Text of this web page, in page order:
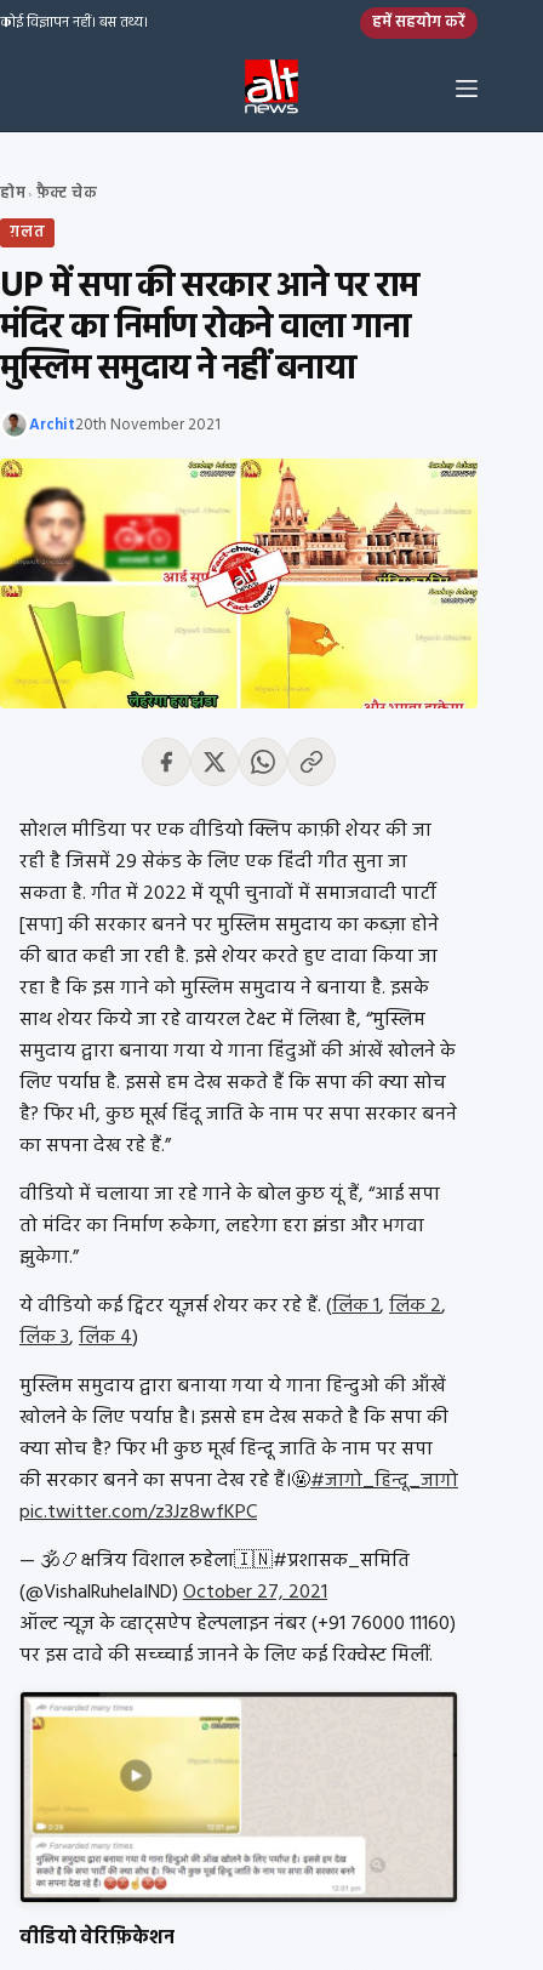
Skip to content
कोई विज्ञापन नहीं। बस तथ्य। हमें सहयोग करें
होम› फ़ैक्ट चेक
ग़लत
UP में सपा की सरकार आने पर राम
मंदिर का निर्माण रोकने वाला गाना
मुस्लिम समुदाय ने नहीं बनाया
Archit20th November 2021
सोशल मीडिया पर एक वीडियो क्लिप काफ़ी शेयर की जा
रही है जिसमें 29 सेकंड के लिए एक हिंदी गीत सुना जा
सकता है. गीत में 2022 में यूपी चुनावों में समाजवादी पार्टी
[सपा] की सरकार बनने पर मुस्लिम समुदाय का कब्ज़ा होने
की बात कही जा रही है. इसे शेयर करते हुए दावा किया जा
रहा है कि इस गाने को मुस्लिम समुदाय ने बनाया है. इसके
साथ शेयर किये जा रहे वायरल टेक्स्ट में लिखा है, “मुस्लिम
समुदाय द्वारा बनाया गया ये गाना हिंदुओं की आंखें खोलने के
लिए पर्याप्त है. इससे हम देख सकते हैं कि सपा की क्या सोच
है? फिर भी, कुछ मूर्ख हिंदू जाति के नाम पर सपा सरकार बनने
का सपना देख रहे हैं.”
वीडियो में चलाया जा रहे गाने के बोल कुछ यूं हैं, “आई सपा
तो मंदिर का निर्माण रुकेगा, लहरेगा हरा झंडा और भगवा
झुकेगा.”
ये वीडियो कई ट्विटर यूज़र्स शेयर कर रहे हैं. (लिंक 1,लिंक 2,
लिंक 3,लिंक 4)
मुस्लिम समुदाय द्वारा बनाया गया ये गाना हिन्दुओ की आँखें
खोलने के लिए पर्याप्त है। इससे हम देख सकते है कि सपा की
क्या सोच है? फिर भी कुछ मूर्ख हिन्दू जाति के नाम पर सपा
की सरकार बनने का सपना देख रहे हैं।🤬#जागो_हिन्दू_जागो
pic.twitter.com/z3Jz8wfKPC
— 🕉️📿क्षत्रिय विशाल रुहेला🇮🇳#प्रशासक_समिति
(@VishalRuhelaIND)October 27, 2021
ऑल्ट न्यूज़ के व्हाट्सऐप हेल्पलाइन नंबर (+91 76000 11160)
पर इस दावे की सच्च्चाई जानने के लिए कई रिक्वेस्ट मिलीं.
वीडियो वेरिफ़िकेशन